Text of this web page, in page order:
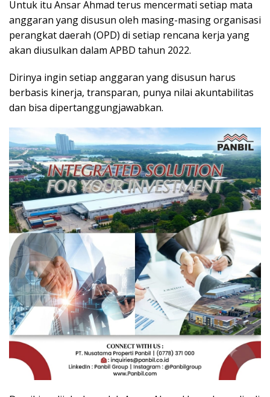
Untuk itu Ansar Ahmad terus mencermati setiap mata
anggaran yang disusun oleh masing-masing organisasi
perangkat daerah (OPD) di setiap rencana kerja yang
akan diusulkan dalam APBD tahun 2022.
Dirinya ingin setiap anggaran yang disusun harus
berbasis kinerja, transparan, punya nilai akuntabilitas
dan bisa dipertanggungjawabkan.